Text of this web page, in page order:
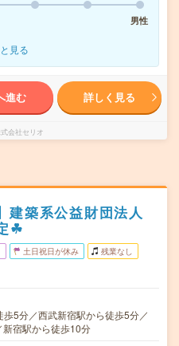
男性
見る
進む 詳しく見る
会社セリオ
建築系公益財団法人
☘︎
土日祝日が休み 残業なし
5分／西武新宿駅から徒歩5分／
宿駅から徒歩10分